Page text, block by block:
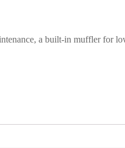
a built-in muffler for